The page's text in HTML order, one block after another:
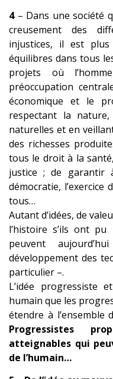
4– Dans une société
creusement des
injustices, il est
équilibres dans tous
projets où
préoccupation
économique et le
respectant la
naturelles et en
des richesses
tous le droit à la
justice ; de garantir
démocratie,
tous…
Autant d’idées, de
l’histoire s’ils ont
peuvent
développement des
particulier –.
L’idée progressiste
humain que les
étendre à l’ensemble
Progressistes
atteignables qui
de l’humain…